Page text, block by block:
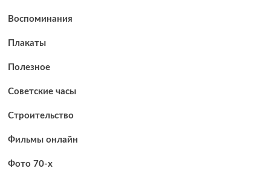
Воспоминания
Плакаты
Полезное
Советские часы
Строительство
Фильмы онлайн
Фото 70-х